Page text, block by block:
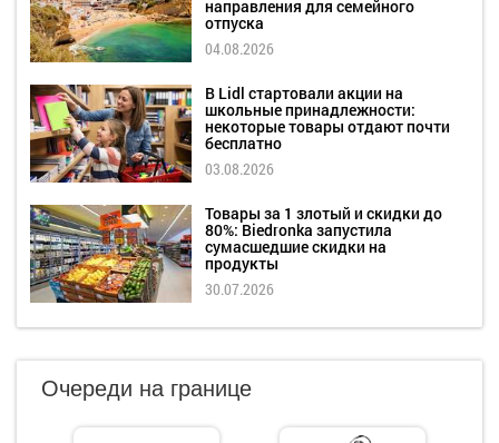
направления для семейного
отпуска
04.08.2026
В Lidl стартовали акции на
школьные принадлежности:
некоторые товары отдают почти
бесплатно
03.08.2026
Товары за 1 злотый и скидки до
80%: Biedronka запустила
сумасшедшие скидки на
продукты
30.07.2026
Очереди на границе